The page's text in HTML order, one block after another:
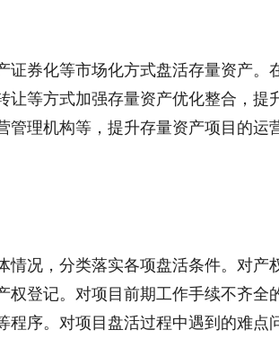
证券化等市场化方式盘活存量资产。
等方式加强存量资产优化整合，提
理机构等，提升存量资产项目的运
情况，分类落实各项盘活条件。对产
登记。对项目前期工作手续不齐全
序。对项目盘活过程中遇到的难点